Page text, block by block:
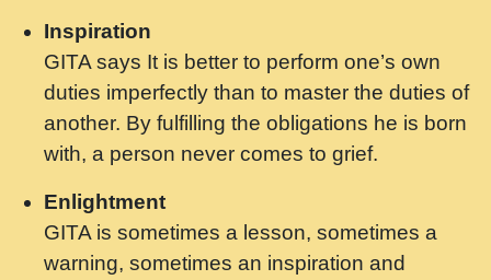
Saawariya.mp3
मर गनय न अपरध लडडल शर रध.... Shri
ravinandan shastri ji maharaj.mp3
मेरे मन हरी का ध्यान लगा - भजन भाव - 2018 -
Rishikesh - Swami Gyananand Ji
Maharaj.mp3
यह हसरत तलब ह नकज कमर Yahi Hasraten
Talab Hai Bhav Pravah #bhajan.mp3
Inspiration
GITA says It is better to perform one’s own
duties imperfectly than to master the duties of
another. By fulfilling the obligations he is born
with, a person never comes to grief.
Enlightment
GITA is sometimes a lesson, sometimes a
warning, sometimes an inspiration and